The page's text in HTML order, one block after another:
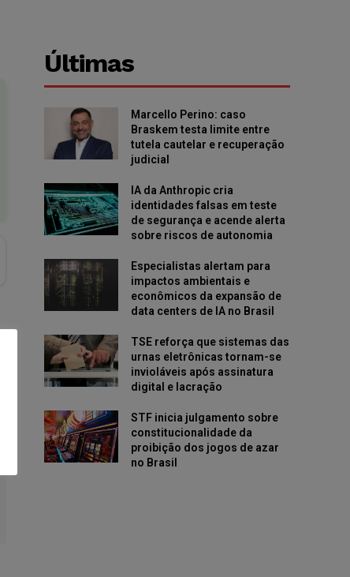
Últimas
Marcello Perino: caso
Braskem testa limite entre
tutela cautelar e recuperação
judicial
IA da Anthropic cria
identidades falsas em teste
de segurança e acende alerta
sobre riscos de autonomia
Especialistas alertam para
impactos ambientais e
econômicos da expansão de
data centers de IA no Brasil
TSE reforça que sistemas das
urnas eletrônicas tornam-se
invioláveis após assinatura
digital e lacração
STF inicia julgamento sobre
constitucionalidade da
proibição dos jogos de azar
no Brasil